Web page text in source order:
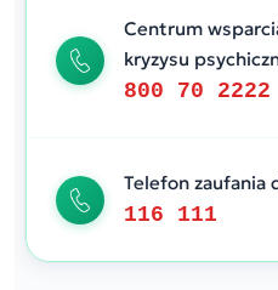
Centrum
kryzysu
800 70 2222
Telefon zaufania
116 111